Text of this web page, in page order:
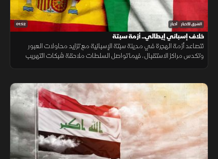
01:52 الشرق للأخبار أخبار
خلاف إسباني إيطالي.. أزمة سبتة
تتصاعد أزمة الهجرة في مدينة سبتة الإسبانية مع تزايد محاولات العبور
وتكدس مراكز الاستقبال، فيما تواصل السلطات ملاحقة شبكات التهريب